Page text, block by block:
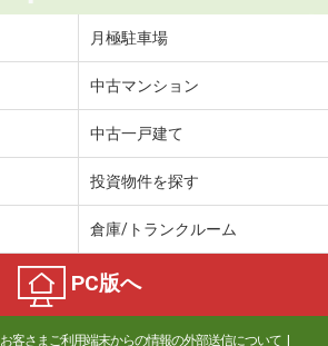
月極駐車場
中古マンション
中古一戸建て
投資物件を探す
倉庫/トランクルーム
PC版へ
お客さまご利用端末からの情報の外部送信について